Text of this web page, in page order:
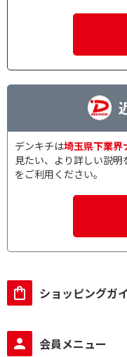
デンキチは埼玉県下業界
見たい、より詳しい説
をご利用ください。
ショッピングガ
会員メニュー